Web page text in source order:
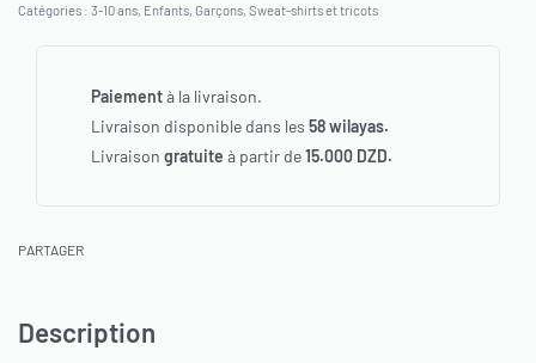
Catégories : 3-10 ans, Enfants, Garçons, Sweat-shirts et tricots
Paiementà la livraison.
Livraison disponible dans les 58 wilayas.
Livraison gratuite à partir de15.000 DZD.
PARTAGER
Description